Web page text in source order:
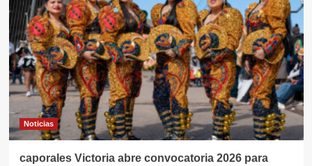
Noticias
caporales Victoria abre convocatoria 2026 para